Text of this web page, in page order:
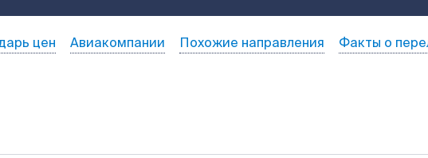
цен Авиакомпании Похожие направления Факты о